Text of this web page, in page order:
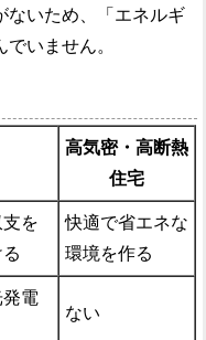
ないため、「エネルギ
いません。
高気密・高断熱
住宅
を
快適で省エネな
環境を作る
電
ない